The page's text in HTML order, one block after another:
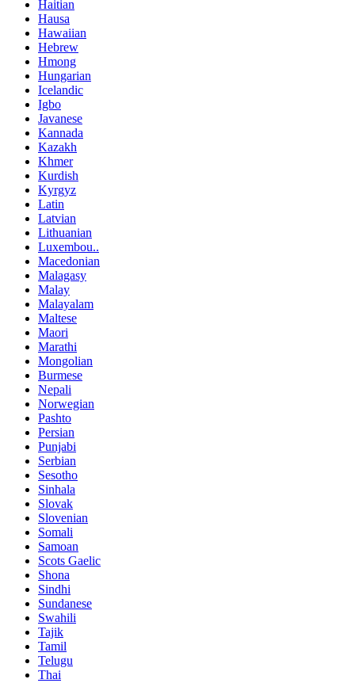
Haitian
Hausa
Hawaiian
Hebrew
Hmong
Hungarian
Icelandic
Igbo
Javanese
Kannada
Kazakh
Khmer
Kurdish
Kyrgyz
Latin
Latvian
Lithuanian
Luxembou..
Macedonian
Malagasy
Malay
Malayalam
Maltese
Maori
Marathi
Mongolian
Burmese
Nepali
Norwegian
Pashto
Persian
Punjabi
Serbian
Sesotho
Sinhala
Slovak
Slovenian
Somali
Samoan
Scots Gaelic
Shona
Sindhi
Sundanese
Swahili
Tajik
Tamil
Telugu
Thai